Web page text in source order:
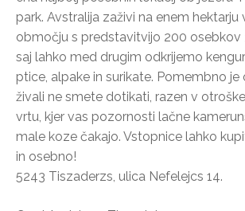
park. Avstralija zaživi na enem hektarju
območju s predstavitvijo 200 osebkov
saj lahko med drugim odkrijemo
ptice, alpake in surikate. Pomembno je
živali ne smete dotikati, razen v
vrtu, kjer vas pozornosti lačne
male koze čakajo. Vstopnice lahko
in osebno!
5243 Tiszaderzs, ulica Nefelejcs 14.